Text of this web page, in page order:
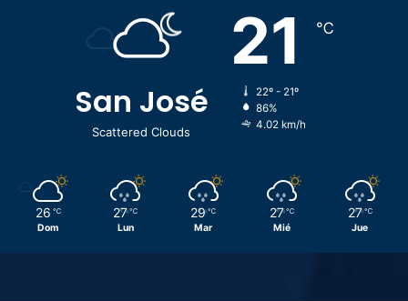
San José
Scattered Clouds
21 ℃
22º - 21º
86%
4.02 km/h
26 ℃
Dom
27 ℃
Lun
29 ℃
Mar
27 ℃
Mié
27 ℃
Jue